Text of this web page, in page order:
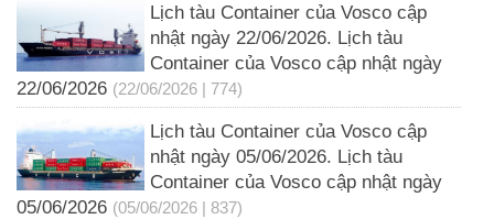
Lịch tàu Container của Vosco cập
nhật ngày 22/06/2026. Lịch tàu
Container của Vosco cập nhật ngày
22/06/2026 (22/06/2026 | 774)
Lịch tàu Container của Vosco cập
nhật ngày 05/06/2026. Lịch tàu
Container của Vosco cập nhật ngày
05/06/2026 (05/06/2026 | 837)